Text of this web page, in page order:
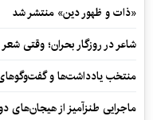
«ذات و ظهور دین» منتشر شد
شاعر در روزگار بحران؛ وقتی
منتخب یادداشت‌ها و
ماجرایی طنزآمیز از هیجان‌های